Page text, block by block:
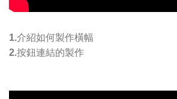
1.介紹如何製作橫幅
2.按鈕連結的製作